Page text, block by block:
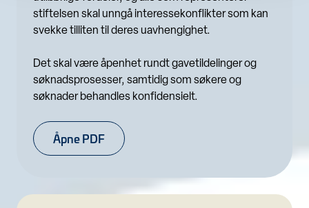
stiftelsen skal unngå interessekonflikter som kan
svekke tilliten til deres uavhengighet.
Det skal være åpenhet rundt gavetildelinger og
søknadsprosesser, samtidig som søkere og
søknader behandles konfidensielt.
Åpne PDF